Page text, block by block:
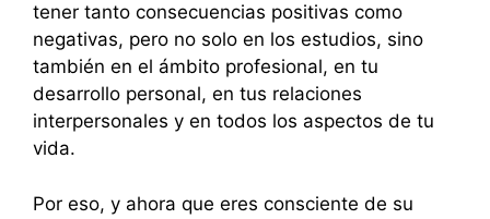
tener tanto consecuencias positivas como
negativas, pero no solo en los estudios, sino
también en el ámbito profesional, en tu
desarrollo personal, en tus relaciones
interpersonales y en todos los aspectos de tu
vida.
Por eso, y ahora que eres consciente de su